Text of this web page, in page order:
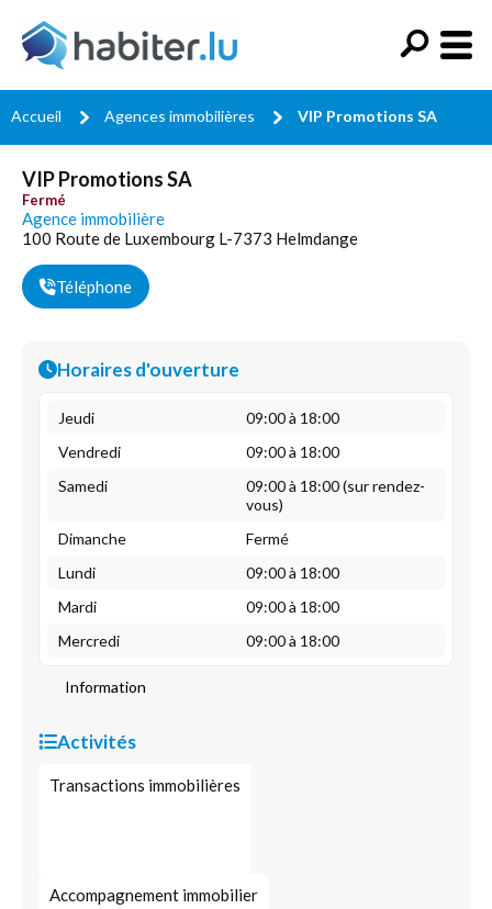
Accueil Agences immobilières VIP Promotions SA
VIP Promotions SA
Fermé
Agence immobilière
100 Route de Luxembourg L-7373 Helmdange
Téléphone
Horaires d'ouverture
Jeudi
09:00 à 18:00
Vendredi
09:00 à 18:00
Samedi
09:00 à 18:00 (sur rendez-
vous)
Dimanche
Fermé
Lundi
09:00 à 18:00
Mardi
09:00 à 18:00
Mercredi
09:00 à 18:00
Information
Activités
Transactions immobilières
Accompagnement immobilier